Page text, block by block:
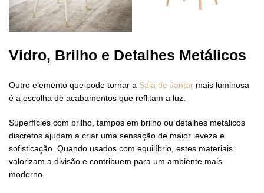
Vidro, Brilho e Detalhes Metálicos
Outro elemento que pode tornar a Sala de Jantar mais luminosa
é a escolha de acabamentos que reflitam a luz.
Superfícies com brilho, tampos em brilho ou detalhes metálicos
discretos ajudam a criar uma sensação de maior leveza e
sofisticação. Quando usados com equilíbrio, estes materiais
valorizam a divisão e contribuem para um ambiente mais
moderno.